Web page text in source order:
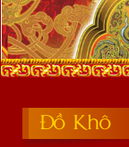
Đồ Khô